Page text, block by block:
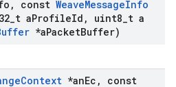
, const WeaveMessageInfo
t aProfileId , uint8 t a
*aPacketBuffer)
Context *anEc , const